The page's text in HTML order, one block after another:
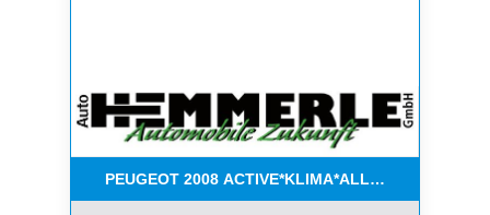
PEUGEOT 2008